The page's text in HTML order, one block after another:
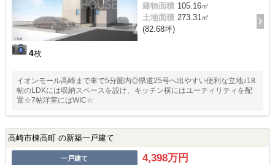
4枚
建物面積 105.16㎡
土地面積 273.31㎡
(82.68坪)
イオンモール高崎まで車で5分圏内◎県道25号へ出やすい便利な立地♪18
帖のLDKには収納スペースを設け、キッチン横にはユーティリティを配
置☆7帖洋室にはWIC☆
高崎市棟高町 の新築一戸建て
一戸建て 4,398万円